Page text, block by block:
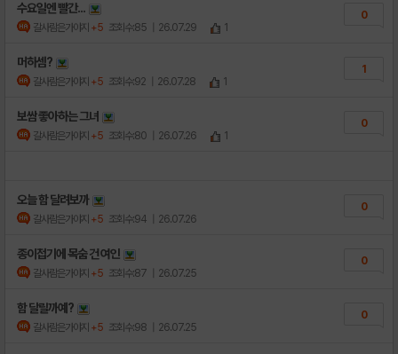
수요일엔 빨간...
갈사람은가야지 +5 조회수:85 | 26.07.29 1
0
머하셈?
갈사람은가야지 +5 조회수:92 | 26.07.28 1
1
보쌈 좋아하는 그녀
갈사람은가야지 +5 조회수:80 | 26.07.26 1
0
오늘 함 달려보까
갈사람은가야지 +5 조회수:94 | 26.07.26
0
종이접기에 목숨 건 여인
갈사람은가야지 +5 조회수:87 | 26.07.25
0
함 달릴까예?
갈사람은가야지 +5 조회수:98 | 26.07.25
0